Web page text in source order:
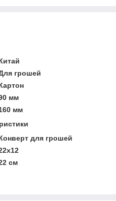
грошей
мм
мм
для грошей
см